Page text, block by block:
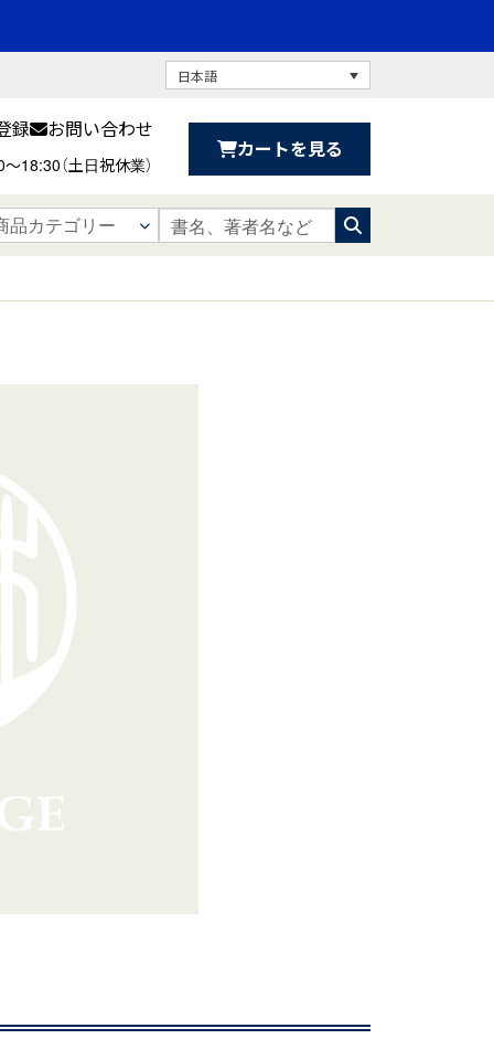
日本語
録 お問い合わせ
18:30（土日祝休業）
カートを見る